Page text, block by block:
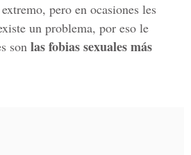
pero en ocasiones les
un problema, por eso le
son las fobias sexuales más